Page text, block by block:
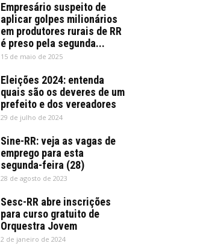
Empresário suspeito de
aplicar golpes milionários
em produtores rurais de RR
é preso pela segunda...
15 de maio de 2025
Eleições 2024: entenda
quais são os deveres de um
prefeito e dos vereadores
29 de julho de 2024
Sine-RR: veja as vagas de
emprego para esta
segunda-feira (28)
28 de agosto de 2023
Sesc-RR abre inscrições
para curso gratuito de
Orquestra Jovem
2 de janeiro de 2024